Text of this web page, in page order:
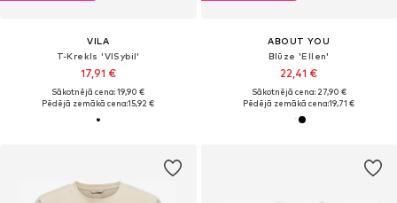
VILA
T-Krekls 'VISybil'
17,91 €
Sākotnējā cena: 19,90 €
Pēdējā zemākā cena:15,92 €
ABOUT YOU
Blūze 'Ellen'
22,41 €
Sākotnējā cena: 27,90 €
Pēdējā zemākā cena:19,71 €